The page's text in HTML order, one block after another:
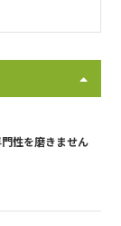
性を磨きません